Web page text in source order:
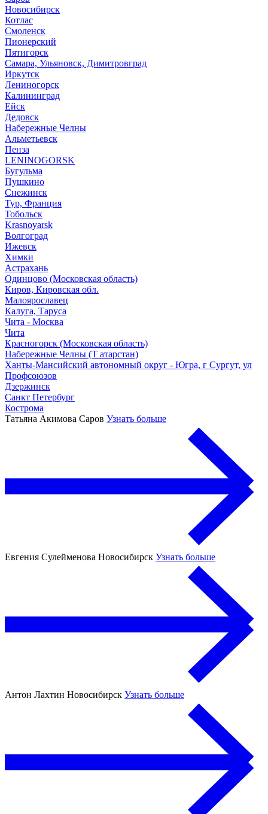
Новосибирск
Котлас
Смоленск
Пионерский
Пятигорск
Самара, Ульяновск, Димитровград
Иркутск
Лениногорск
Калининград
Ейск
Дедовск
Набережные Челны
Альметьевск
Пенза
LENINOGORSK
Бугульма
Пушкино
Снежинск
Тур, Франция
Тобольск
Krasnoyarsk
Волгоград
Ижевск
Химки
Астрахань
Одинцово (Московская область)
Киров, Кировская обл.
Малоярославец
Калуга, Таруса
Чита - Москва
Чита
Красногорск (Московская область)
Набережные Челны (Т атарстан)
Ханты-Мансийский автономный округ - Югра, г Сургут, ул
Профсоюзов
Дзержинск
Санкт Петербург
Кострома
Татьяна Акимова Саров Узнать больше
Евгения Сулейменова Новосибирск Узнать больше
Антон Лахтин Новосибирск Узнать больше